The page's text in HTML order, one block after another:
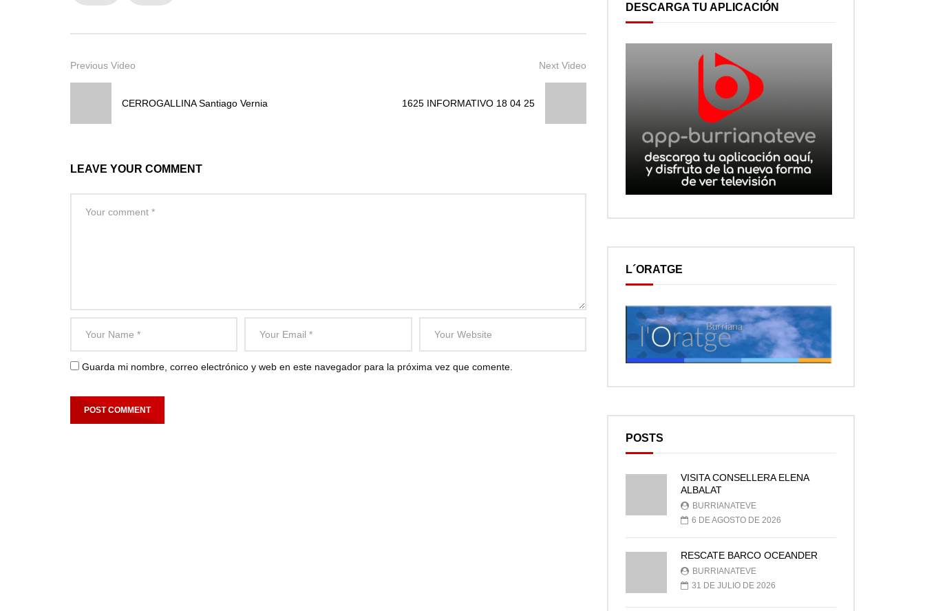
Previous Video
CERROGALLINA Santiago Vernia
Next Video
1625 INFORMATIVO 18 04 25
LEAVE YOUR COMMENT
Guarda mi nombre, correo electrónico y web en este navegador para la próxima vez que comente.
DESCARGA TU APLICACIÓN
L´ORATGE
POSTS
VISITA CONSELLERA ELENA
ALBALAT
BURRIANATEVE
6 DE AGOSTO DE 2026
RESCATE BARCO OCEANDER
BURRIANATEVE
31 DE JULIO DE 2026